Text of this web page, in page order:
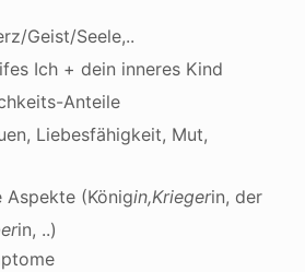
Geist/Seele,..
Ich + dein inneres Kind
Anteile
Liebesfähigkeit, Mut,
Aspekte (Königin,Kriegerin, der
in, ..)